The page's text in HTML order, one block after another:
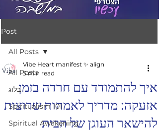
Post
All Posts
בלוג
Spiritualism 101
Spiritual Awakening
All Posts
איך להתמודד עם חרדה בזמן
אזעקה: מדריך לאמהות שרוצות
להישאר העוגן של הבית
Vibe Heart manifest ✨️ align
3 min read